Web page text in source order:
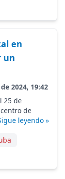
en
un
2024, 19:42
25 de
de
leyendo »